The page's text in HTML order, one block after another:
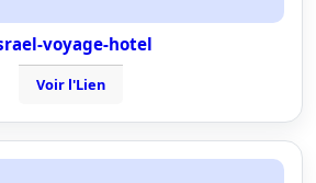
voyage-hotel
Voir l'Lien